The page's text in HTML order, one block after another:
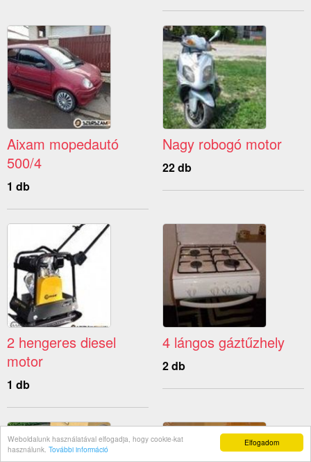
Elfogadom
Weboldalunk használatával elfogadja, hogy cookie-kat
használunk. További információ
Aixam mopedautó
500/4
1 db
Nagy robogó motor
22 db
2 hengeres diesel
motor
1 db
4 lángos gáztűzhely
2 db